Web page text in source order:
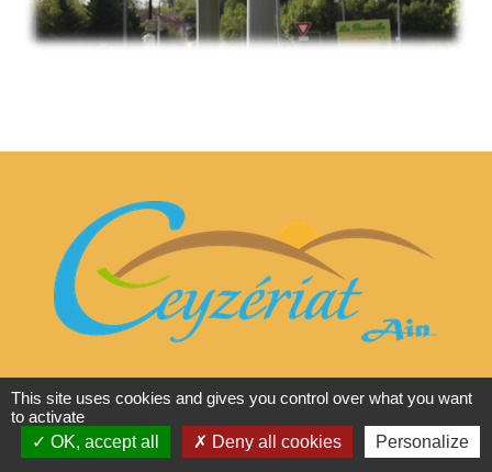
Mairie de Ceyzériat
Place Jean Moulin - 01250 Ceyzériat
This site uses cookies and gives you control over what you want
to activate
OK, accept all
Deny all cookies Personalize